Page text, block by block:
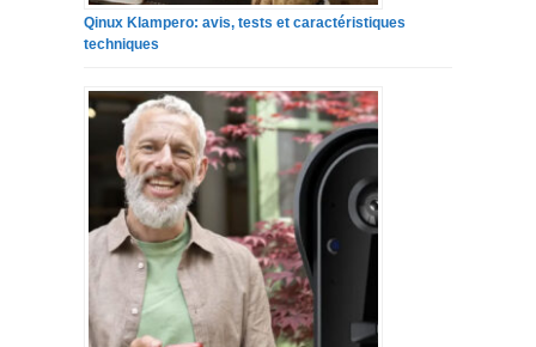
Qinux Klampero: avis, tests et caractéristiques
techniques